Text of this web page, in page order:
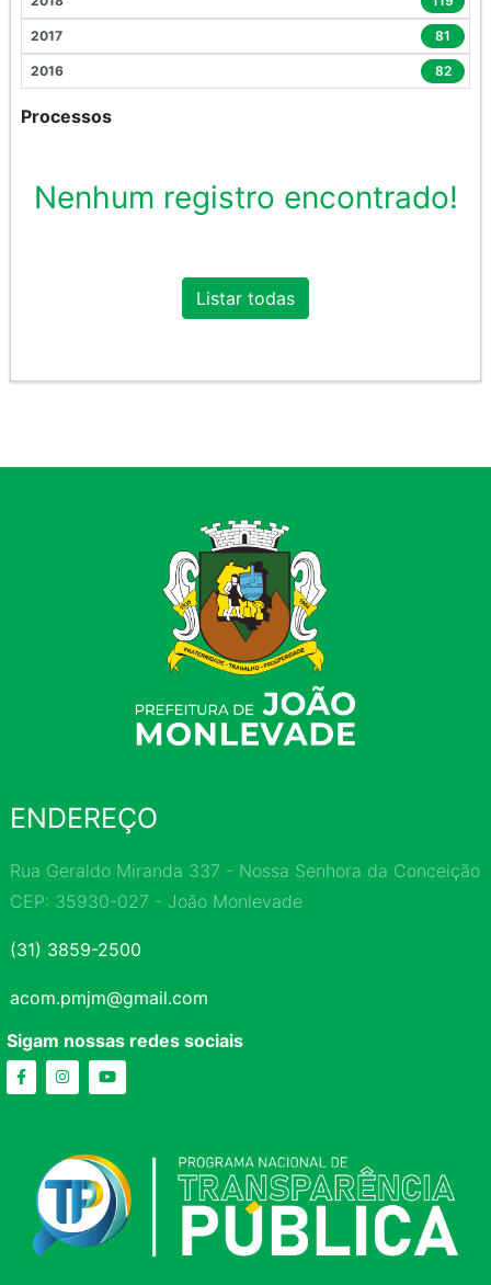
2017 81
2016 82
Processos
Nenhum registro encontrado!
Listar todas
ENDEREÇO
Rua Geraldo Miranda 337 - Nossa Senhora da Conceição
CEP: 35930-027 - João Monlevade
(31) 3859-2500
acom.pmjm@gmail.com
Sigam nossas redes sociais